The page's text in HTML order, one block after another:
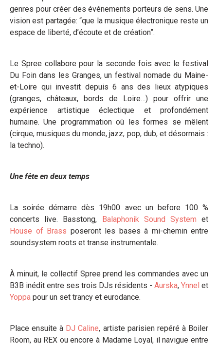
genres pour créer des événements porteurs de sens. Une
vision est partagée: “que la musique électronique reste un
espace de liberté, d’écoute et de création”.
Le Spree collabore pour la seconde fois avec le festival
Du Foin dans les Granges, un festival nomade du Maine-
et-Loire qui investit depuis 6 ans des lieux atypiques
(granges, châteaux, bords de Loire…) pour offrir une
expérience artistique éclectique et profondément
humaine. Une programmation où les formes se mêlent
(cirque, musiques du monde, jazz, pop, dub, et désormais :
la techno).
Une fête en deux temps
La soirée démarre dès 19h00 avec un before 100 %
concerts live. Basstong, Balaphonik Sound System et
House of Brass poseront les bases à mi-chemin entre
soundsystem roots et transe instrumentale.
À minuit, le collectif Spree prend les commandes avec un
B3B inédit entre ses trois DJs résidents - Aurska, Ynnel et
Yoppa pour un set trancy et eurodance.
Place ensuite à DJ Caline, artiste parisien repéré à Boiler
Room, au REX ou encore à Madame Loyal, il navigue entre